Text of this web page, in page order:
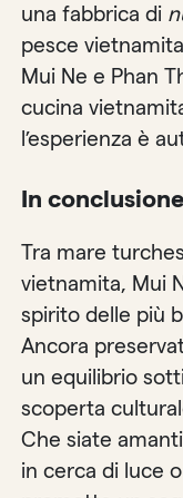
una fabbrica di
pesce
Mui Ne e Phan
cucina
l’esperienza è
In conclusione
Tra mare
vietnamita, Mui
spirito delle più
Ancora
un equilibrio
scoperta
Che siate
in cerca di luce